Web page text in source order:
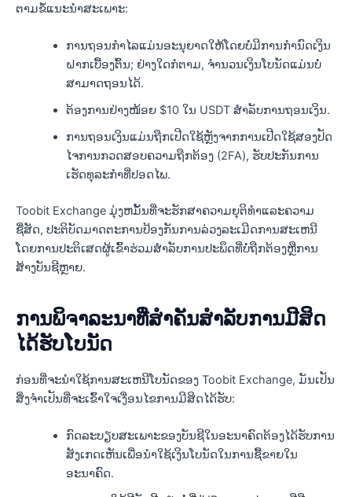
ຕາມຂໍ້ແນະນຳສະເພາະ:
ການຖອນກໍາໄລແມ່ນອະນຸຍາດໃຫ້ໂດຍບໍ່ມີການກໍານົດເງິນ
ຝາກເບື້ອງຕົ້ນ; ຢ່າງໃດກໍຕາມ, ຈໍານວນເງິນໂບນັດແມ່ນບໍ່
ສາມາດຖອນໄດ້.
ຕ້ອງການຢ່າງໜ້ອຍ $10 ໃນ USDT ສຳລັບການຖອນເງິນ.
ການຖອນເງິນແມ່ນຖືກເປີດໃຊ້ຫຼັງຈາກການເປີດໃຊ້ສອງປັດ
ໄຈການກວດສອບຄວາມຖືກຕ້ອງ (2FA), ຮັບປະກັນການ
ເຮັດທຸລະກໍາທີ່ປອດໄພ.
Toobit Exchange ມຸ່ງຫມັ້ນທີ່ຈະຮັກສາຄວາມຍຸຕິທໍາແລະຄວາມ
ຊື່ສັດ, ປະຕິບັດມາດຕະການປ້ອງກັນການລ່ວງລະເມີດການສະເຫນີ
ໂດຍການປະຕິເສດຜູ້ເຂົ້າຮ່ວມສໍາລັບການປະພຶດທີ່ບໍ່ຖືກຕ້ອງຫຼືການ
ສ້າງບັນຊີຫຼາຍ.
ການພິຈາລະນາທີ່ສໍາຄັນສໍາລັບການມີສິດ
ໄດ້ຮັບໂບນັດ
ກ່ອນທີ່ຈະນໍາໃຊ້ການສະເຫນີໂບນັດຂອງ Toobit Exchange, ມັນເປັນ
ສິ່ງຈໍາເປັນທີ່ຈະເຂົ້າໃຈເງື່ອນໄຂການມີສິດໄດ້ຮັບ:
ກົດລະບຽບສະເພາະຂອງບັນຊີໃນອະນາຄົດຕ້ອງໄດ້ຮັບການ
ສັງເກດເຫັນເພື່ອນໍາໃຊ້ເງິນໂບນັດໃນການຊື້ຂາຍໃນ
ອະນາຄົດ.